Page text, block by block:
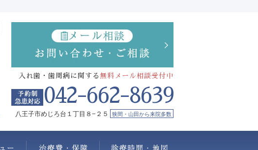
入れ歯・歯周病に関する 無料メール相談受付中
042-662-8639
八王子市めじろ台１丁目８−２５ 狭間・山田から来院多数
治療メニュー 治療費・保証